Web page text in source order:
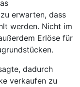
erwarten, dass
werden. Nicht im
Erlöse für
dadurch
verkaufen zu